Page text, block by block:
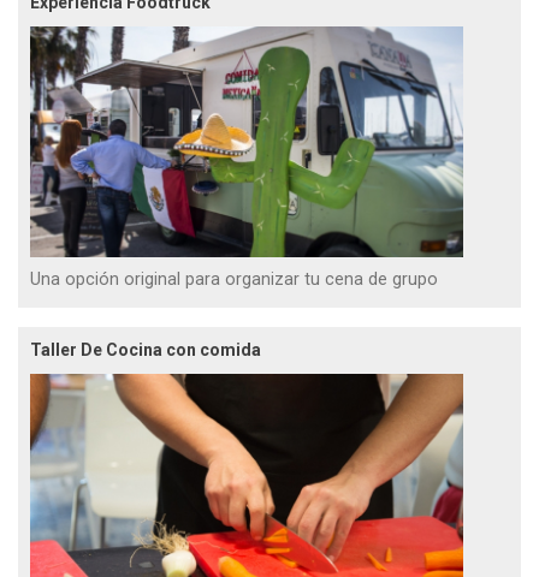
Una opción original para organizar tu cena de grupo
Taller De Cocina con comida